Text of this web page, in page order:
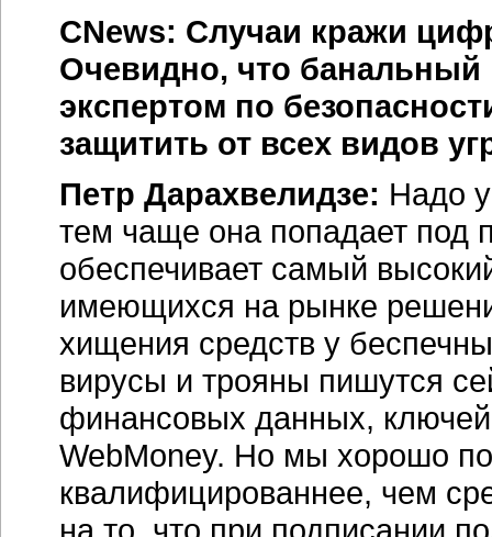
CNews: Случаи кражи
Очевидно, что
экспертом по
защитить от всех видов
Петр Дарахвелидзе: Надо
тем чаще она попадает под
обеспечивает самый
имеющихся на рынке
хищения средств у
вирусы и трояны пишутся
финансовых данных,
WebMoney. Но мы хорошо
квалифицированнее, чем